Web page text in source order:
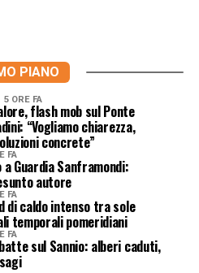
PIANO
5 ORE FA
flash mob sul Ponte
“Vogliamo chiarezza,
concrete”
FA
Guardia Sanframondi:
autore
FA
di caldo intenso tra sole
temporali pomeridiani
FA
sul Sannio: alberi caduti,